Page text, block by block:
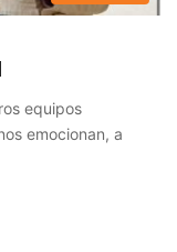
equipos
emocionan, a